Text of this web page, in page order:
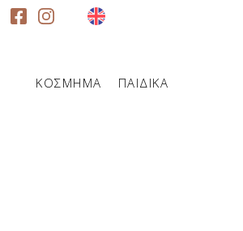
ΚΟΣΜΗΜΑ ΠΑΙΔΙΚΑ